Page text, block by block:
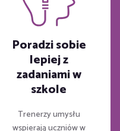
Poradzi sobie
lepiej z
zadaniami w
szkole
Trenerzy umysłu